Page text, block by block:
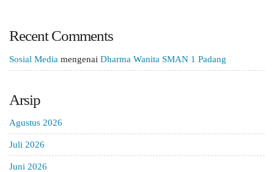
Recent Comments
Sosial Media mengenai Dharma Wanita SMAN 1 Padang
Arsip
Agustus 2026
Juli 2026
Juni 2026